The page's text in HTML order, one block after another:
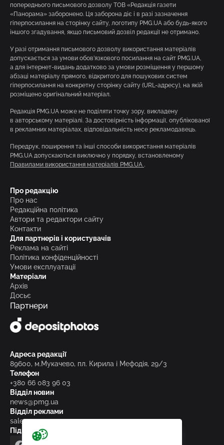
попереднього письмового дозволу ТОВ «Редакція газети
«Панорама» заборонено. Ця заборона діє і в разі зазначення
гіперпосилання на сторінку сайту, логотипу PMG.UA або будь-якого
іншого згадування, якщо письмовий дозвіл редакції не отримано.
У разі отримання письмового дозволу використання матеріалів
допускається за умови обов’язкового посилання на сайт PMG.UA,
а для інтернет-видань додатково за умови розміщення у першому
абзаці матеріалу прямого, відкритого для пошукових систем
гіперпосилання на конкретну сторінку сайту (URL-адресу), на якій
розміщено оригінальний матеріал.
Редакція PMG.UA може не поділяти точку зору, викладену
в авторському матеріалі. За достовірність інформації, опублікованої
в рекламних матеріалах, відповідальність несе рекламодавець.
Передрук, поширення та інші способи використання матеріалів
PMG.UA допускаються виключно у порядку, встановленому
Правилами використання матеріалів PMG.UA .
Про редакцію
Про нас
Редакційна політика
Автори та редактори сайту
Контакти
Для партнерів і користувачів
Реклама на сайті
Політика конфіденційності
Умови експлуатації
Матеріали
Архів
Досьє
Партнери
Адреса редакції
89600, м.Мукачево, пл. Кирила і Мефодія, 29/3
Телефон
+380 66 083 96 03
Відділ новин
news@pmg.ua
Відділ реклами
sales@pmg.ua
Підписуйтесь на нас у соціальних мережах